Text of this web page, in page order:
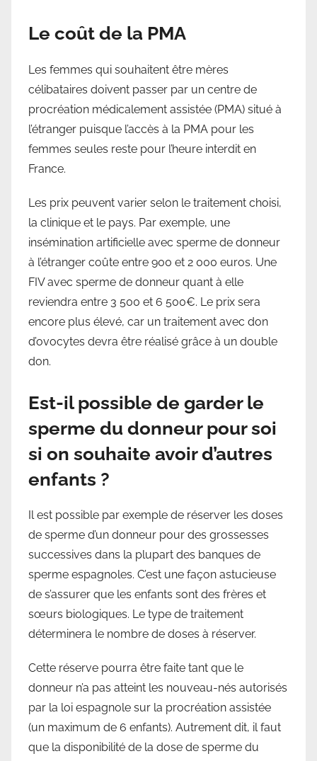
Le coût de la PMA
Les femmes qui souhaitent être mères
célibataires doivent passer par un centre de
procréation médicalement assistée (PMA) situé à
l’étranger puisque l’accès à la PMA pour les
femmes seules reste pour l’heure interdit en
France.
Les prix peuvent varier selon le traitement choisi,
la clinique et le pays. Par exemple, une
insémination artificielle avec sperme de donneur
à l’étranger coûte entre 900 et 2 000 euros. Une
FIV avec sperme de donneur quant à elle
reviendra entre 3 500 et 6 500€. Le prix sera
encore plus élevé, car un traitement avec don
d’ovocytes devra être réalisé grâce à un double
don.
Est-il possible de garder le
sperme du donneur pour soi
si on souhaite avoir d’autres
enfants ?
Il est possible par exemple de réserver les doses
de sperme d’un donneur pour des grossesses
successives dans la plupart des banques de
sperme espagnoles. C’est une façon astucieuse
de s’assurer que les enfants sont des frères et
sœurs biologiques. Le type de traitement
déterminera le nombre de doses à réserver.
Cette réserve pourra être faite tant que le
donneur n’a pas atteint les nouveau-nés autorisés
par la loi espagnole sur la procréation assistée
(un maximum de 6 enfants). Autrement dit, il faut
que la disponibilité de la dose de sperme du